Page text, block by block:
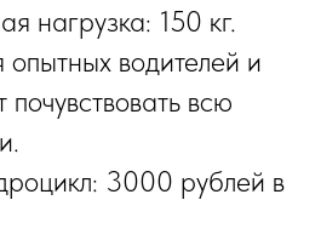
нагрузка: 150 кг.
водителей и
почувствовать всю
3000 рублей в